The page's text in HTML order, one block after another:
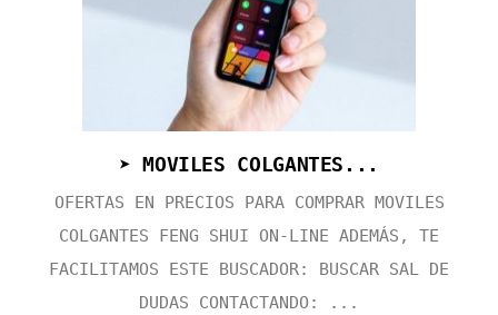
➤ MOVILES COLGANTES...
OFERTAS EN PRECIOS PARA COMPRAR MOVILES
COLGANTES FENG SHUI ON-LINE ADEMÁS, TE
FACILITAMOS ESTE BUSCADOR: BUSCAR SAL DE
DUDAS CONTACTANDO: ...